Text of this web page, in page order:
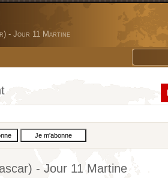
- Jour 11 Martine
- Jour 11 Martine